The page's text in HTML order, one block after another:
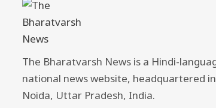
The Bharatvarsh News is a Hindi-
national news website, headquartered in
Noida, Uttar Pradesh, India.